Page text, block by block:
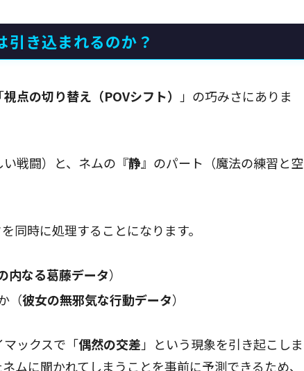
き込まれるのか？
視点の切り替え（POVシフト）
」の巧みさにありま
戦闘）と、ネムの『静』のパート（魔法の練習と空
同時に処理することになります。
内なる葛藤データ）
（彼女の無邪気な行動データ）
ックスで「偶然の交差 」という現象を引き起こしま
ムに聞かれてしまうことを事前に予測できるため、